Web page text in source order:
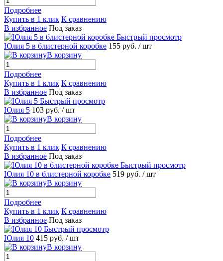
Подробнее
Купить в 1 клик К сравнению
В избранное Под заказ
Быстрый просмотр
Юлия 5 в блистерной коробке 155 руб. / шт
В корзину
Подробнее
Купить в 1 клик К сравнению
В избранное Под заказ
Быстрый просмотр
Юлия 5 103 руб. / шт
В корзину
Подробнее
Купить в 1 клик К сравнению
В избранное Под заказ
Быстрый просмотр
Юлия 10 в блистерной коробке 519 руб. / шт
В корзину
Подробнее
Купить в 1 клик К сравнению
В избранное Под заказ
Быстрый просмотр
Юлия 10 415 руб. / шт
В корзину